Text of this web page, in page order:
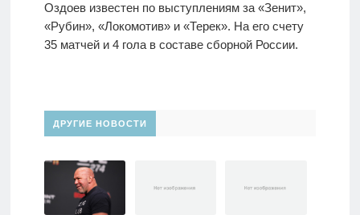
Оздоев известен по выступлениям за «Зенит»,
«Рубин», «Локомотив» и «Терек». На его счету
35 матчей и 4 гола в составе сборной России.
ДРУГИЕ НОВОСТИ